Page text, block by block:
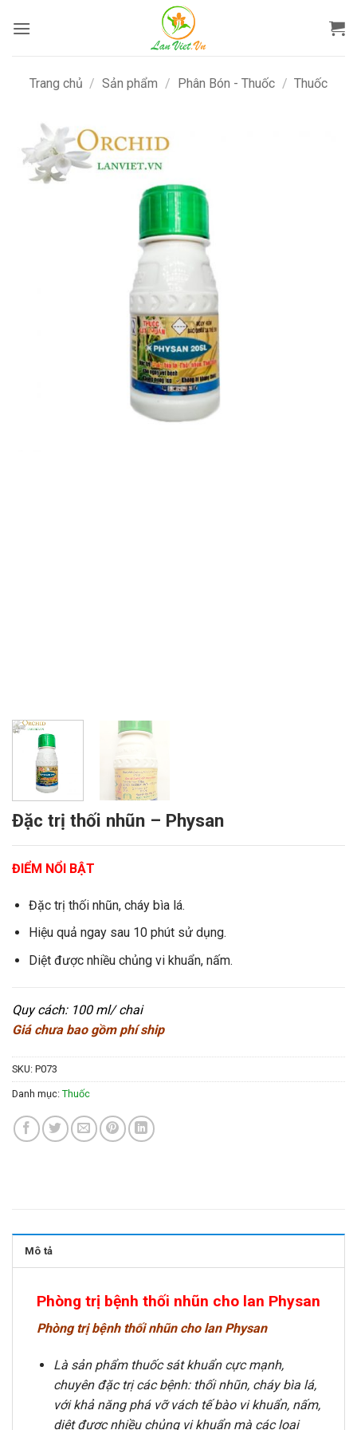
qua
Trang chủ / Sản phẩm / Phân Bón - Thuốc / Thuốc
Đặc trị thối nhũn – Physan
ĐIỂM NỔI BẬT
Đặc trị thối nhũn, cháy bìa lá.
Hiệu quả ngay sau 10 phút sử dụng.
Diệt được nhiều chủng vi khuẩn, nấm.
Quy cách: 100 ml/ chai
Giá chưa bao gồm phí ship
SKU: P073
Danh mục: Thuốc
Mô tả
Phòng trị bệnh thối nhũn cho lan Physan
Phòng trị bệnh thối nhũn cho lan Physan
Là sản phẩm thuốc sát khuẩn cực mạnh,
chuyên đặc trị các bệnh: thối nhũn, cháy bìa lá,
với khả năng phá vỡ vách tế bào vi khuẩn, nấm,
diệt được nhiều chủng vi khuẩn mà các loại